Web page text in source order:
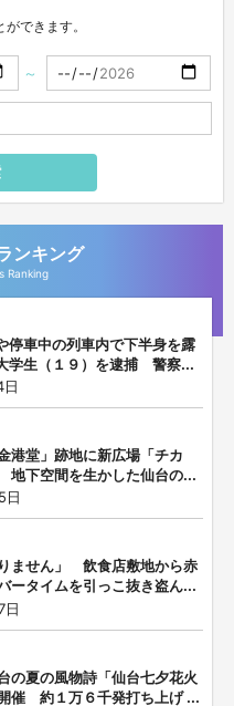
できます。
～
ンキング
Ranking
停車中の列車内で下半身を露
学生（１９）を逮捕 警察...
港堂」跡地に新広場「チカ
下空間を生かした仙台の...
日
りません」 飲食店敷地から赤
ータイムを引っこ抜き盗ん...
日
の夏の風物詩「仙台七夕花火
催 約１万６千発打ち上げ ...